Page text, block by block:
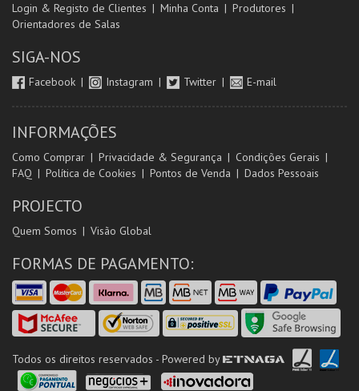
Login & Registo de Clientes Minha Conta
Produtores
Orientadores de Salas
SIGA-NOS
Facebook Instagram Twitter E-mail
INFORMAÇÕES
Como Comprar Privacidade & Segurança
Condições Gerais
FAQ
Política de Cookies Pontos de Venda Dados Pessoais
PROJECTO
Quem Somos Visão Global
FORMAS DE PAGAMENTO:
Todos os direitos reservados - Powered by ETNAGA